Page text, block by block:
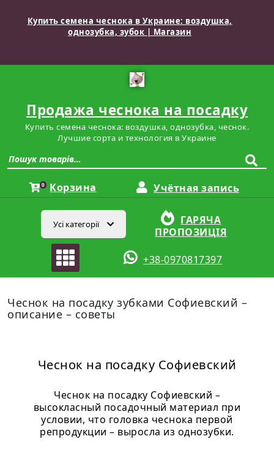
Купить семена чеснока в Украине: воздушка,
однозубка, зубок | Магазин
Продажа чеснока на посадку
Купить семена чеснока: воздушка, однозубка, чеснок.
Лучшие сорта и технология в Украине
0 Корзина Учётная запись
Усі категорії
ГАРЯЧА
ПРОПОЗИЦІЯ
+38-0970817397
Чеснок на посадку зубками Софиевский –
описание – советы
Чеснок на посадку Софиевский
Чеснок на посадку Софиевский –
высокласный посадочный материал при
условии, что головка чеснока первой
репродукции – выросла из однозубки.